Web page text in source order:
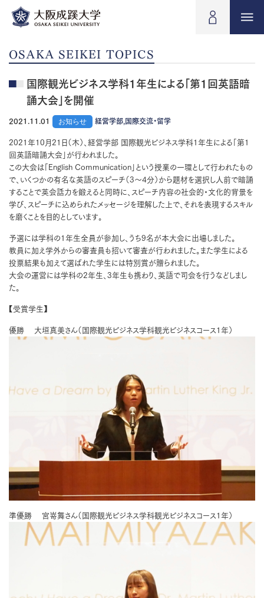
OSAKA SEIKEI TOPICS
国際観光ビジネス学科1年生による「第1回英語暗
誦大会」を開催
2021.11.01 お知らせ 経営学部,国際交流・留学
2021年10月21日（木）、経営学部 国際観光ビジネス学科1年生による「第1
回英語暗誦大会」が行われました。
この大会は「English Communication」という授業の一環として行われたもの
で、いくつかの有名な英語のスピーチ（3～4分）から題材を選択し人前で暗誦
することで英会話力を鍛えると同時に、スピーチ内容の社会的・文化的背景を
学び、スピーチに込められたメッセージを理解した上で、それを表現するスキル
を磨くことを目的としています。
予選には学科の1年生全員が参加し、うち9名が本大会に出場しました。
教員に加え学外からの審査員も招いて審査が行われました。また学生による
投票結果も加えて選ばれた学生には特別賞が贈られました。
大会の運営には学科の2年生、3年生も携わり、英語で司会を行うなどしまし
た。
【受賞学生】
優勝 大垣真美さん（国際観光ビジネス学科観光ビジネスコース1年）
準優勝 宮嵜舞さん（国際観光ビジネス学科観光ビジネスコース1年）